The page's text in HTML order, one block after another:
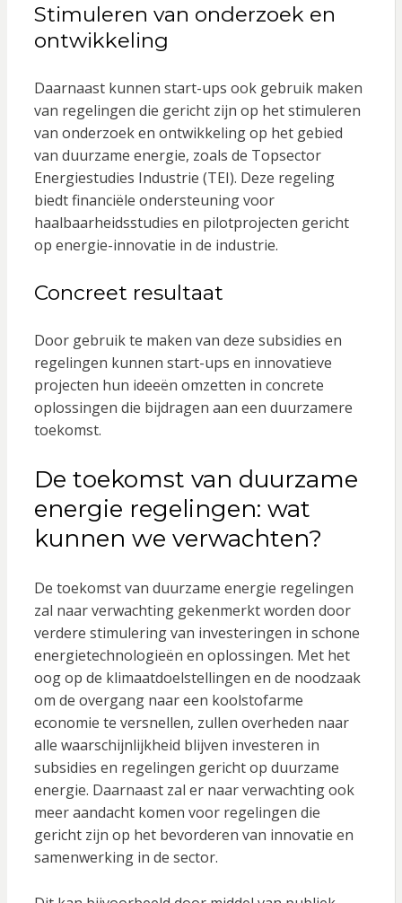
Stimuleren van onderzoek en
ontwikkeling
Daarnaast kunnen start-ups ook gebruik maken
van regelingen die gericht zijn op het stimuleren
van onderzoek en ontwikkeling op het gebied
van duurzame energie, zoals de Topsector
Energiestudies Industrie (TEI). Deze regeling
biedt financiële ondersteuning voor
haalbaarheidsstudies en pilotprojecten gericht
op energie-innovatie in de industrie.
Concreet resultaat
Door gebruik te maken van deze subsidies en
regelingen kunnen start-ups en innovatieve
projecten hun ideeën omzetten in concrete
oplossingen die bijdragen aan een duurzamere
toekomst.
De toekomst van duurzame
energie regelingen: wat
kunnen we verwachten?
De toekomst van duurzame energie regelingen
zal naar verwachting gekenmerkt worden door
verdere stimulering van investeringen in schone
energietechnologieën en oplossingen. Met het
oog op de klimaatdoelstellingen en de noodzaak
om de overgang naar een koolstofarme
economie te versnellen, zullen overheden naar
alle waarschijnlijkheid blijven investeren in
subsidies en regelingen gericht op duurzame
energie. Daarnaast zal er naar verwachting ook
meer aandacht komen voor regelingen die
gericht zijn op het bevorderen van innovatie en
samenwerking in de sector.